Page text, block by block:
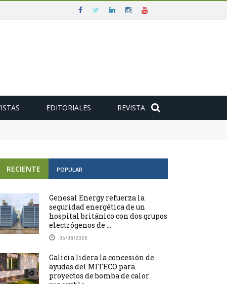
EDITORIALES REVISTA
RECIENTE POPULAR
Genesal Energy refuerza la
seguridad energética de un
hospital británico con dos grupos
electrógenos de ...
05/08/2026
Galicia lidera la concesión de
ayudas del MITECO para
proyectos de bomba de calor